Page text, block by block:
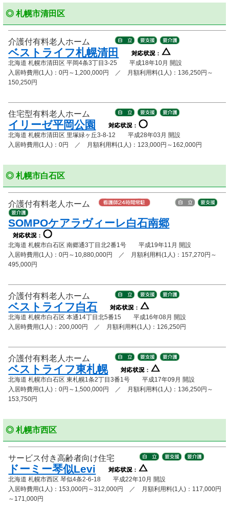
◎ 札幌市清田区
介護付有料老人ホーム
ベストライフ札幌清田
北海道 札幌市清田区 平岡4条3丁目3-25 平成18年10月 開設
入居時費用(1人)：0円～1,200,000円 ／ 月額利用料(1人)：136,250円～
150,250円
住宅型有料老人ホーム
イリーゼ平岡公園
北海道 札幌市清田区 里塚緑ヶ丘3-8-12 平成28年03月 開設
入居時費用(1人)：0円 ／ 月額利用料(1人)：123,000円～162,000円
◎ 札幌市白石区
介護付有料老人ホーム
SOMPOケアラヴィーレ白石南郷
北海道 札幌市白石区 南郷通3丁目北2番1号 平成19年11月 開設
入居時費用(1人)：0円～10,880,000円 ／ 月額利用料(1人)：157,270円～
495,000円
介護付有料老人ホーム
ベストライフ白石
北海道 札幌市白石区 本通14丁目北5番15 平成16年08月 開設
入居時費用(1人)：200,000円 ／ 月額利用料(1人)：126,250円
介護付有料老人ホーム
ベストライフ東札幌
北海道 札幌市白石区 東札幌1条2丁目3番1号 平成17年09月 開設
入居時費用(1人)：0円～1,500,000円 ／ 月額利用料(1人)：136,250円～
153,750円
◎ 札幌市西区
サービス付き高齢者向け住宅
ドーミー琴似Levi
北海道 札幌市西区 琴似4条2-6-18 平成22年10月 開設
入居時費用(1人)：153,000円～312,000円 ／ 月額利用料(1人)：117,000円
～171,000円